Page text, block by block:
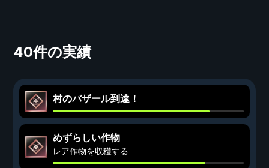
40件の実績
村のバザール到達！
めずらしい作物
レア作物を収穫する